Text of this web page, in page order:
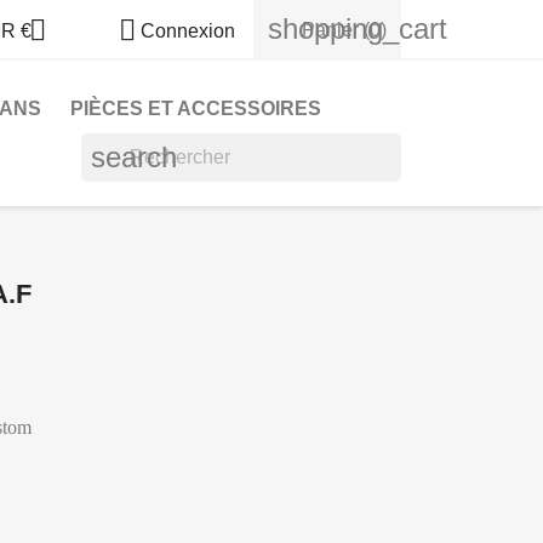
€  Connexion shopping_cart
Panier (0)
PIÈCES ET ACCESSOIRES
search